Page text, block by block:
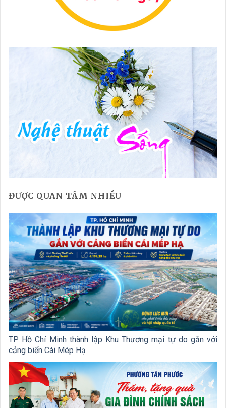
ĐƯỢC QUAN TÂM NHIỀU
TP. Hồ Chí Minh thành lập Khu Thương mại tự do gắn với
cảng biển Cái Mép Hạ